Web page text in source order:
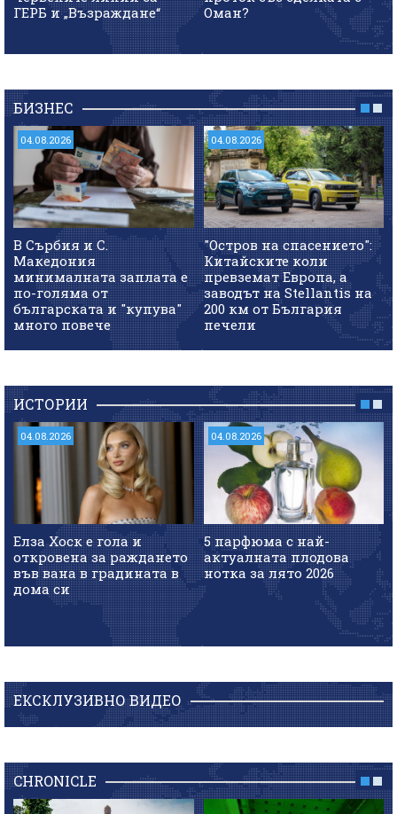
ГЕРБ и „Възраждане“
Оман?
БИЗНЕС
04.08.2026
В Сърбия и С.
Македония
минималната заплата е
по-голяма от
българската и "купува"
много повече
04.08.2026
"Остров на спасението":
Китайските коли
превземат Европа, а
заводът на Stellantis на
200 км от България
печели
ИСТОРИИ
04.08.2026
Елза Хоск е гола и
откровена за раждането
във вана в градината в
дома си
04.08.2026
5 парфюма с най-
актуалната плодова
нотка за лято 2026
ЕКСКЛУЗИВНО ВИДЕО
CHRONICLE